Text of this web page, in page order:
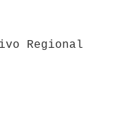
Regional